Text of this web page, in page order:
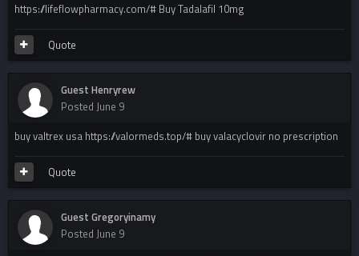
https://lifeflowpharmacy.com/# Buy Tadalafil 10mg
Quote
Guest Henryrew
Posted June 9
buy valtrex usa https://valormeds.top/# buy valacyclovir no prescription
Quote
Guest Gregoryinamy
Posted June 9